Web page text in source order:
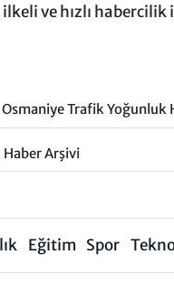
ve hızlı
Osmaniye Trafik Yoğunluk
Haber Arşivi
Eğitim Spor